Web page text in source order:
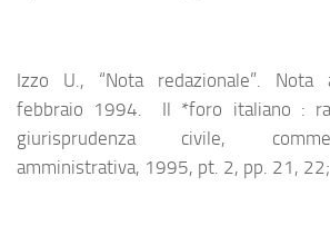
Izzo U., “Nota redazionale”. Nota
febbraio 1994. Il *foro italiano :
giurisprudenza civile,
amministrativa, 1995, pt. 2, pp. 21, 22;